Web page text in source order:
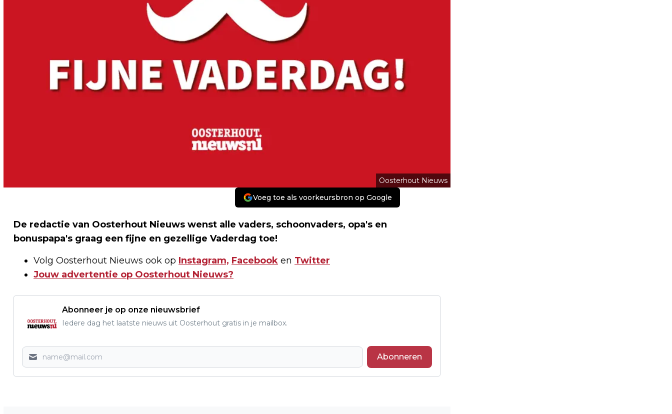
Oosterhout Nieuws
Voeg toe als voorkeursbron op Google
De redactie van Oosterhout Nieuws wenst alle vaders, schoonvaders, opa's en
bonuspapa's graag een fijne en gezellige Vaderdag toe!
Volg Oosterhout Nieuws ook op Instagram, Facebook en Twitter
Jouw advertentie op Oosterhout Nieuws?
Abonneer je op onze nieuwsbrief
Iedere dag het laatste nieuws uit Oosterhout gratis in je mailbox.
Abonneren